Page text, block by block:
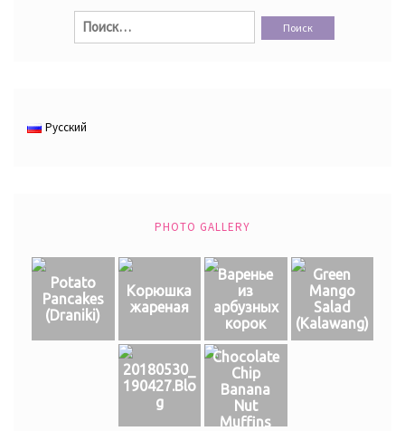
Найти:
Русский
PHOTO GALLERY
Potato
Pancakes
(Draniki)
Корюшка
жареная
Варенье
из
арбузных
корок
Green
Mango
Salad
(Кalawang)
20180530_
190427.Blo
g
Chocolate
Chip
Banana
Nut
Muffins